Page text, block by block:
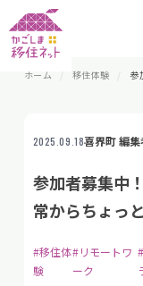
ホーム 移住体験
2025.09.18喜界町 編集
参加者募集中
常からちょっ
#移住体
験
#リモートワ
ーク